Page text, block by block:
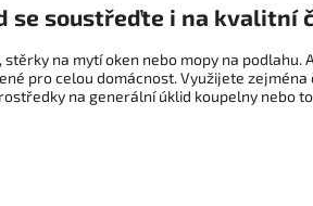
se soustřeďte i na kvalitní
na mytí oken nebo mopy na
pro celou domácnost. Využijete
na generální úklid koupelny nebo